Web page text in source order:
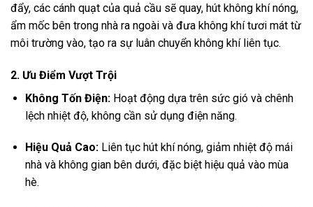
đẩy, các cánh quạt của quả cầu sẽ quay, hút không khí nóng,
ẩm mốc bên trong nhà ra ngoài và đưa không khí tươi mát từ
môi trường vào, tạo ra sự luân chuyển không khí liên tục.
2. Ưu Điểm Vượt Trội
Không Tốn Điện:Hoạt động dựa trên sức gió và chênh
lệch nhiệt độ, không cần sử dụng điện năng.
Hiệu Quả Cao:Liên tục hút khí nóng, giảm nhiệt độ mái
nhà và không gian bên dưới, đặc biệt hiệu quả vào mùa
hè.